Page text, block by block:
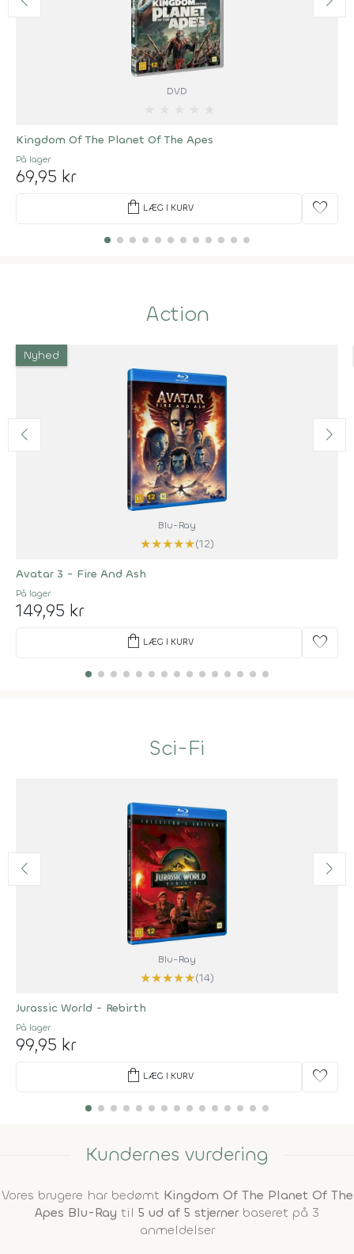
DVD
Kingdom Of The Planet Of The Apes
På lager
69,95 kr
shopping_bag LÆG I KURV favorite
Action
Nyhed
Blu-Ray
★★★★★(12)
Avatar 3 - Fire And Ash
På lager
149,95 kr
shopping_bag LÆG I KURV favorite
Sci-Fi
Blu-Ray
★★★★★(14)
Jurassic World - Rebirth
På lager
99,95 kr
shopping_bag LÆG I KURV favorite
Kundernes vurdering
Vores brugere har bedømt Kingdom Of The Planet Of The
Apes Blu-Ray til 5 ud af 5 stjernerbaseret på 3
anmeldelser